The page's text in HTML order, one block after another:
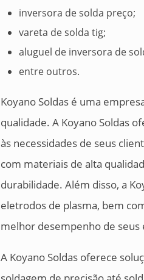
inversora de solda preço;
vareta de solda tig;
aluguel de inversora de
entre outros.
Koyano Soldas é uma
qualidade. A Koyano Soldas
às necessidades de seus
com materiais de alta
durabilidade. Além disso, a
eletrodos de plasma, bem
melhor desempenho de seus
A Koyano Soldas oferece